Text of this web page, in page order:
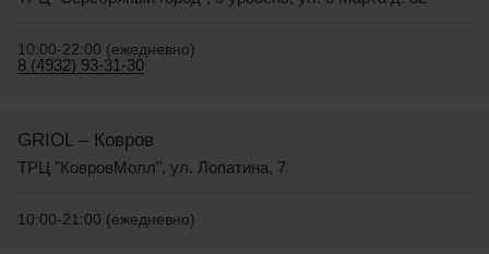
10:00-22:00 (ежедневно)
8 (4932) 93-31-30
GRIOL – Ковров
ТРЦ "КовровМолл", ул. Лопатина, 7
10:00-21:00 (ежедневно)